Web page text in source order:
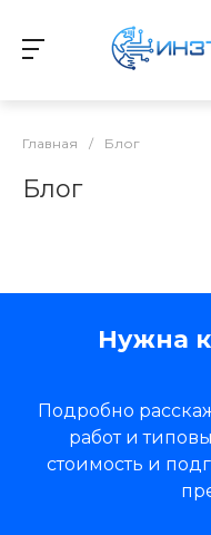
Главная / Блог
Блог
Нужна
Подробно
работ и
стоимость и